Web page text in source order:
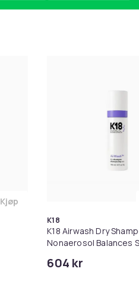
Legg Toppik - 27,5g - Dark
Kjøp
K18
K18 Airwash Dry
Nonaerosol Balances
604 kr